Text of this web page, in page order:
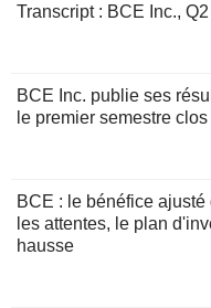
Transcript : BCE Inc.,
BCE Inc. publie ses
le premier semestre
BCE : le bénéfice
les attentes, le plan
hausse